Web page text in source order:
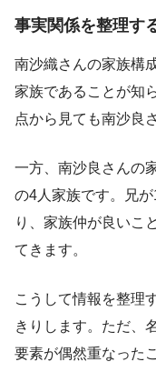
事実関係を整理す
南沙織さんの家族構
家族であることが知
点から見ても南沙良
一方、南沙良さんの
の4人家族です。兄
り、家族仲が良いこ
てきます。
こうして情報を整理
きりします。ただ、
要素が偶然重なった